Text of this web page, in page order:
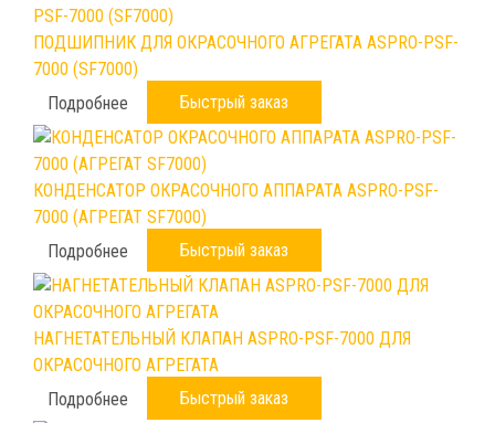
ПОДШИПНИК ДЛЯ ОКРАСОЧНОГО АГРЕГАТА ASPRO-PSF-
7000 (SF7000)
Подробнее
Быстрый заказ
КОНДЕНСАТОР ОКРАСОЧНОГО АППАРАТА ASPRO-PSF-
7000 (АГРЕГАТ SF7000)
Подробнее
Быстрый заказ
НАГНЕТАТЕЛЬНЫЙ КЛАПАН ASPRO-PSF-7000 ДЛЯ
ОКРАСОЧНОГО АГРЕГАТА
Подробнее
Быстрый заказ